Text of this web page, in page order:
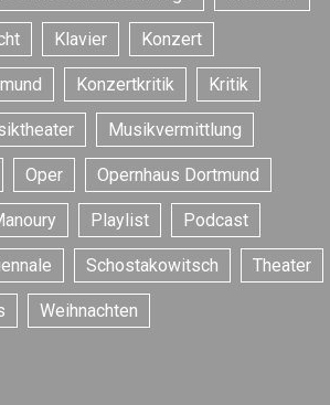
Klavier Konzert
Konzertkritik Kritik
Musikvermittlung
Oper Opernhaus Dortmund
Playlist Podcast
Schostakowitsch Theater
Weihnachten